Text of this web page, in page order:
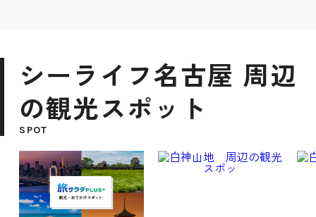
シーライフ名古屋 周辺
の観光スポット
SPOT